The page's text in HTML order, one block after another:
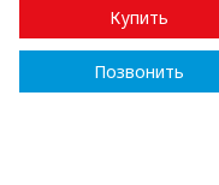
Купить
Позвонить